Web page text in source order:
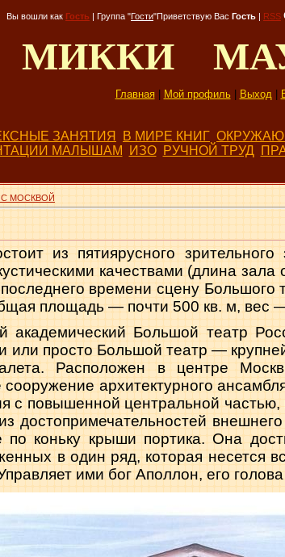
Вы вошли как Гость | Группа "Гости"Приветствую Вас Гость | RSS
МИККИ
Главная| Мой профиль| Выход|
ЗАНЯТИЯ В МИРЕ КНИГ
МАЛЫШАМ ИЗО РУЧНОЙ ТРУД
МОСКВОЙ
из пятиярусного
качествами (длина
времени сцену Большого
площадь — почти 500 кв. м, вес
академический Большой театр
или просто Большой театр —
Расположен в центре
сооруже­ние архитектурного
с повышенной центральной
досто­примечательностей
коньку крыши портика. Она
в один ряд, которая несется
ими бог Аполлон, его